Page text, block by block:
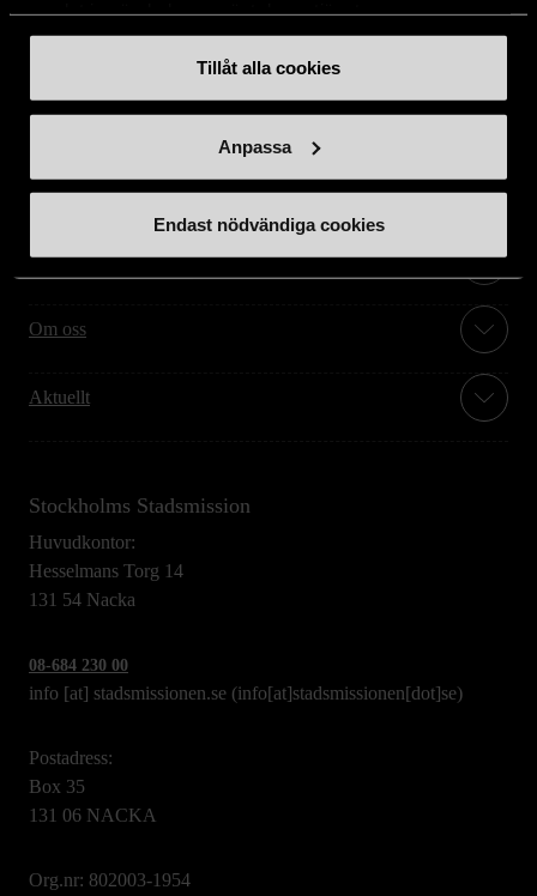
Tillåt alla cookies
Anpassa
Endast nödvändiga cookies
Hitta till oss
Handla second hand online
Om oss
Aktuellt
Stockholms Stadsmission
Huvudkontor:
Hesselmans Torg 14
131 54 Nacka
08-684 230 00
info [at] stadsmissionen.se (info[at]stadsmissionen[dot]se)
Postadress:
Box 35
131 06 NACKA
Org.nr: 802003-1954